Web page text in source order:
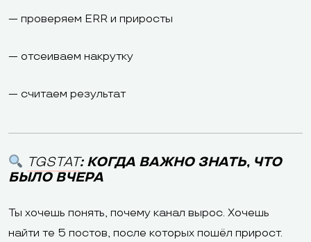
— проверяем ERR и приросты
— отсеиваем накрутку
— считаем результат
TGSTAT: КОГДА ВАЖНО ЗНАТЬ, ЧТО
БЫЛО ВЧЕРА
Ты хочешь понять, почему канал вырос. Хочешь
найти те 5 постов, после которых пошёл прирост.